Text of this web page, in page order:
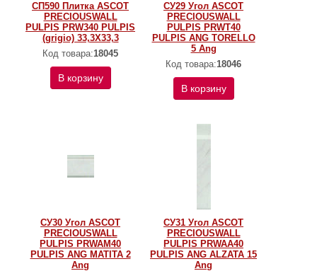
СП590 Плитка ASCOT
PRECIOUSWALL
PULPIS PRW340 PULPIS
(grigio) 33,3X33,3
Код товара:18045
В корзину
СУ29 Угол ASCOT
PRECIOUSWALL
PULPIS PRWT40
PULPIS ANG TORELLO
5 Ang
Код товара:18046
В корзину
СУ30 Угол ASCOT
PRECIOUSWALL
PULPIS PRWAM40
PULPIS ANG MATITA 2
Ang
СУ31 Угол ASCOT
PRECIOUSWALL
PULPIS PRWAA40
PULPIS ANG ALZATA 15
Ang